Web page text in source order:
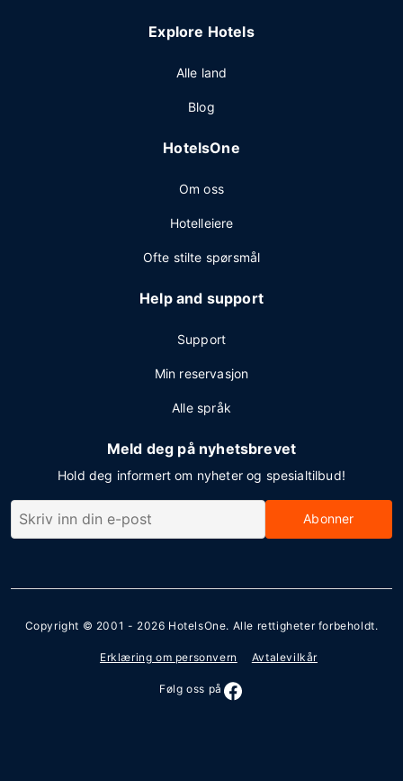
Explore Hotels
Alle land
Blog
HotelsOne
Om oss
Hotelleiere
Ofte stilte spørsmål
Help and support
Support
Min reservasjon
Alle språk
Meld deg på nyhetsbrevet
Hold deg informert om nyheter og spesialtilbud!
Abonner
Copyright © 2001 - 2026 HotelsOne. Alle rettigheter forbeholdt.
Erklæring om personvern Avtalevilkår
Følg oss på